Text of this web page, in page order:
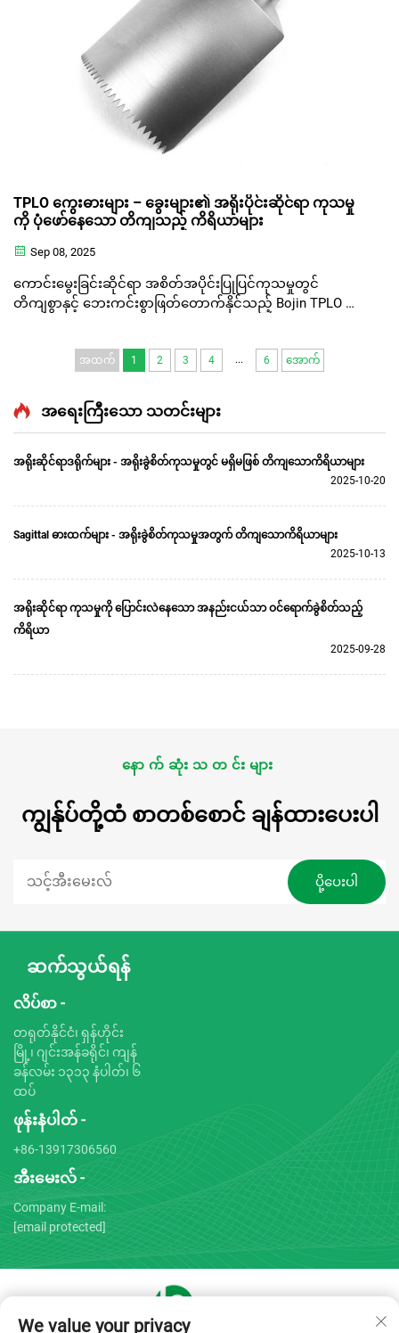
TPLO ကွေးဓားများ – ခွေးများ၏ အရိုးပိုင်းဆိုင်ရာ ကုသမှု
ကို ပုံဖော်နေသော တိကျသည့် ကိရိယာများ
Sep 08, 2025
ကောင်းမွေးခြင်းဆိုင်ရာ အစိတ်အပိုင်းပြုပြင်ကုသမှုတွင်
တိကျစွာနှင့် ဘေးကင်းစွာဖြတ်တောက်နိုင်သည့် Bojin TPLO ဓား
အထက် 1 2 3 4 ... 6 အောက်
အရေးကြီးသော သတင်းများ
အရိုးဆိုင်ရာဒရိုက်များ - အရိုးခွဲစိတ်ကုသမှုတွင် မရှိမဖြစ် တိကျသောကိရိယာများ
2025-10-20
Sagittal ဓားထက်များ - အရိုးခွဲစိတ်ကုသမှုအတွက် တိကျသောကိရိယာများ
2025-10-13
အရိုးဆိုင်ရာ ကုသမှုကို ပြောင်းလဲနေသော အနည်းငယ်သာ ဝင်ရောက်ခွဲစိတ်သည့်
ကိရိယာ
2025-09-28
နောက်ဆုံးသတင်းများ
ကျွန်ုပ်တို့ထံ စာတစ်စောင် ချန်ထားပေးပါ
ဆက်သွယ်ရန်
လိပ်စာ -
တရုတ်နိုင်ငံ၊ ရှန်ဟိုင်း
မြို့၊ ဂျင်းအန်ခရိုင်၊ ကျန်
ခန်လမ်း ၁၃၁၃ နံပါတ်၊ ၆
ထပ်
ဖုန်းနံပါတ် -
+86-13917306560
အီးမေးလ် -
Company E-mail:
[email protected]
We value your privacy